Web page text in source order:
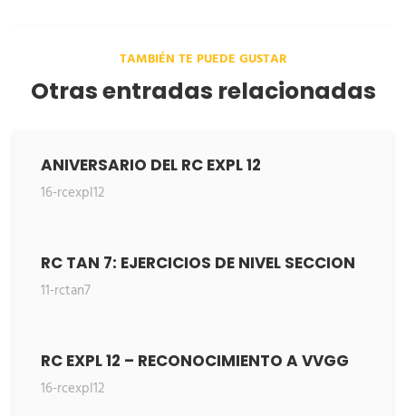
TAMBIÉN TE PUEDE GUSTAR
Otras entradas relacionadas
ANIVERSARIO DEL RC EXPL 12
16-rcexpl12
RC TAN 7: EJERCICIOS DE NIVEL SECCION
11-rctan7
RC EXPL 12 – RECONOCIMIENTO A VVGG
16-rcexpl12